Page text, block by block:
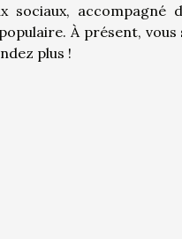
sociaux,
À présent,
plus !